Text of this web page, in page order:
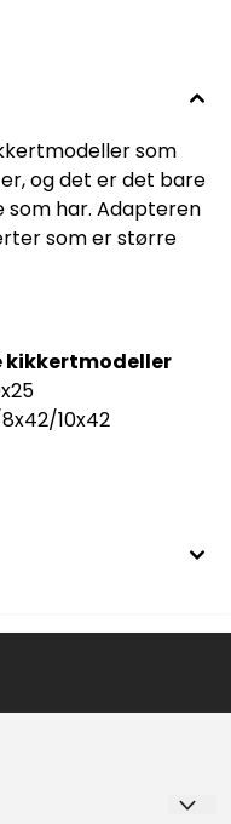
som
og det er det bare
har. Adapteren
som er større
kikkertmodeller
10x42